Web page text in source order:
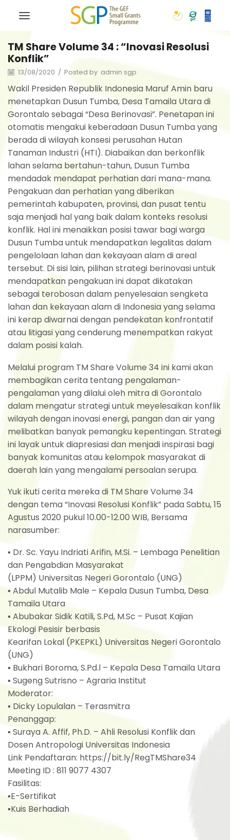
TM Share Volume 34 : “Inovasi Resolusi
Konflik”
13/08/2020 / Posted by admin sgp
Wakil Presiden Republik Indonesia Maruf Amin baru
menetapkan Dusun Tumba, Desa Tamaila Utara di
Gorontalo sebagai “Desa Berinovasi”. Penetapan ini
otomatis mengakui keberadaan Dusun Tumba yang
berada di wilayah konsesi perusahan Hutan
Tanaman Industri (HTI). Diabaikan dan berkonflik
lahan selama bertahun-tahun, Dusun Tumba
mendadak mendapat perhatian dari mana-mana.
Pengakuan dan perhatian yang diberikan
pemerintah kabupaten, provinsi, dan pusat tentu
saja menjadi hal yang baik dalam konteks resolusi
konflik. Hal ini menaikkan posisi tawar bagi warga
Dusun Tumba untuk mendapatkan legalitas dalam
pengelolaan lahan dan kekayaan alam di areal
tersebut. Di sisi lain, pilihan strategi berinovasi untuk
mendapatkan pengakuan ini dapat dikatakan
sebagai terobosan dalam penyelesaian sengketa
lahan dan kekayaan alam di Indonesia yang selama
ini kerap diwarnai dengan pendekatan konfrontatif
atau litigasi yang cenderung menempatkan rakyat
dalam posisi kalah.
Melalui program TM Share Volume 34 ini kami akan
membagikan cerita tentang pengalaman-
pengalaman yang dilalui oleh mitra di Gorontalo
dalam mengatur strategi untuk meyelesaikan konflik
wilayah dengan inovasi energi, pangan dan air yang
melibatkan banyak pemangku kepentingan. Strategi
ini layak untuk diapresiasi dan menjadi inspirasi bagi
banyak komunitas atau kelompok masyarakat di
daerah lain yang mengalami persoalan serupa.
Yuk ikuti cerita mereka di TM Share Volume 34
dengan tema “Inovasi Resolusi Konflik” pada Sabtu, 15
Agustus 2020 pukul 10.00-12.00 WIB, Bersama
narasumber:
▪ Dr. Sc. Yayu Indriati Arifin, M.Si. – Lembaga Penelitian
dan Pengabdian Masyarakat
(LPPM) Universitas Negeri Gorontalo (UNG)
▪ Abdul Mutalib Male – Kepala Dusun Tumba, Desa
Tamaila Utara
▪ Abubakar Sidik Katili, S.Pd, M.Sc – Pusat Kajian
Ekologi Pesisir berbasis
Kearifan Lokal (PKEPKL) Universitas Negeri Gorontalo
(UNG)
▪ Bukhari Boroma, S.Pd.l – Kepala Desa Tamaila Utara
▪ Sugeng Sutrisno – Agraria Institut
Moderator:
▪ Dicky Lopulalan – Terasmitra
Penanggap:
▪ Suraya A. Affif, Ph.D. – Ahli Resolusi Konflik dan
Dosen Antropologi Universitas Indonesia
Link Pendaftaran: https://bit.ly/RegTMShare34
Meeting ID : 811 9077 4307
Fasilitas:
▪E-Sertifikat
▪Kuis Berhadiah